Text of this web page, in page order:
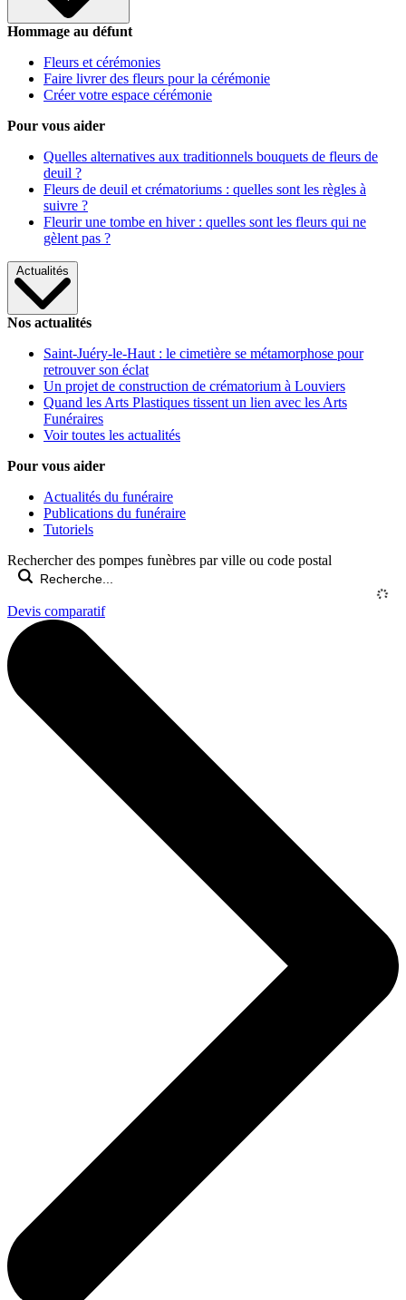
Hommage au défunt
Fleurs et cérémonies
Faire livrer des fleurs pour la cérémonie
Créer votre espace cérémonie
Pour vous aider
Quelles alternatives aux traditionnels bouquets de fleurs de
deuil ?
Fleurs de deuil et crématoriums : quelles sont les règles à
suivre ?
Fleurir une tombe en hiver : quelles sont les fleurs qui ne
gèlent pas ?
Actualités
Nos actualités
Saint-Juéry-le-Haut : le cimetière se métamorphose pour
retrouver son éclat
Un projet de construction de crématorium à Louviers
Quand les Arts Plastiques tissent un lien avec les Arts
Funéraires
Voir toutes les actualités
Pour vous aider
Actualités du funéraire
Publications du funéraire
Tutoriels
Rechercher des pompes funèbres par ville ou code postal
Devis comparatif